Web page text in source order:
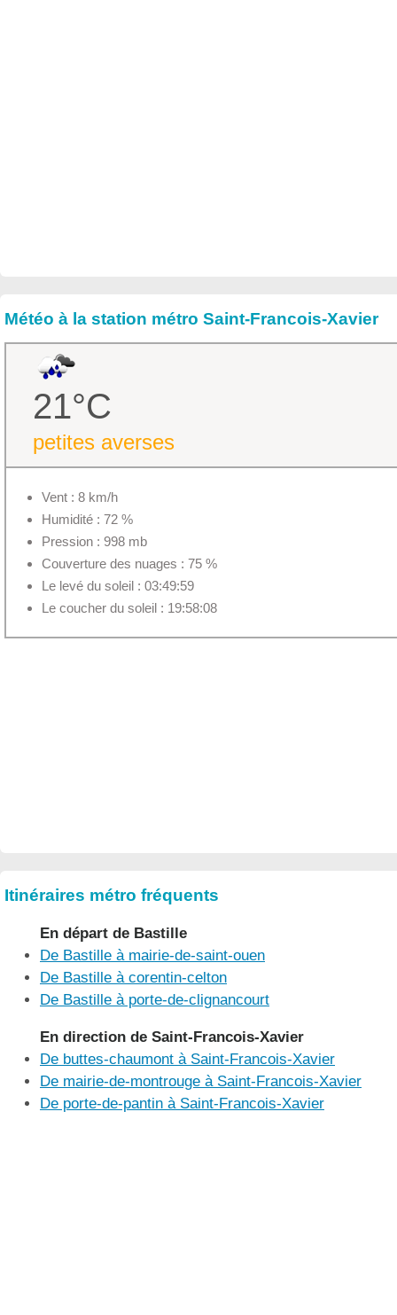
Météo à la station métro Saint-Francois-Xavier
21°C
petites averses
Vent : 8 km/h
Humidité : 72 %
Pression : 998 mb
Couverture des nuages : 75 %
Le levé du soleil : 03:49:59
Le coucher du soleil : 19:58:08
Itinéraires métro fréquents
En départ de Bastille
De Bastille à mairie-de-saint-ouen
De Bastille à corentin-celton
De Bastille à porte-de-clignancourt
En direction de Saint-Francois-Xavier
De buttes-chaumont à Saint-Francois-Xavier
De mairie-de-montrouge à Saint-Francois-Xavier
De porte-de-pantin à Saint-Francois-Xavier